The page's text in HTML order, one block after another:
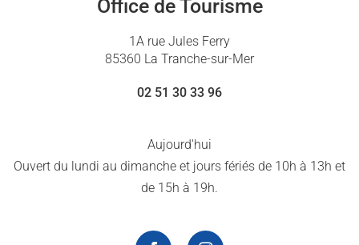
Office de Tourisme
1A rue Jules Ferry
85360 La Tranche-sur-Mer
02 51 30 33 96
Aujourd'hui
Ouvert du lundi au dimanche et jours fériés de 10h à 13h et
de 15h à 19h.